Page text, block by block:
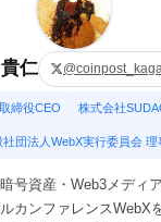
仁
締役CEO 株式会社
社団法人WebX実行委員会 理
号資産・Web3メディ
カンファレンスWebX